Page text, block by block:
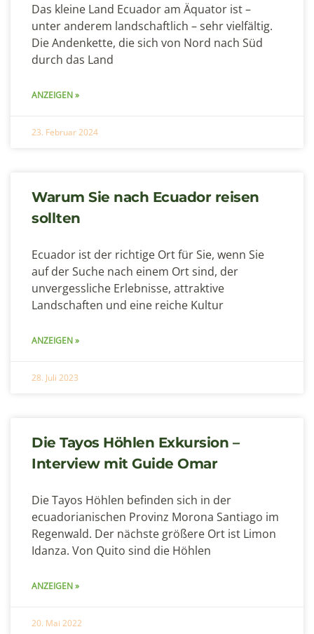
Das kleine Land Ecuador am Äquator ist –
unter anderem landschaftlich – sehr vielfältig.
Die Andenkette, die sich von Nord nach Süd
durch das Land
ANZEIGEN »
23. Februar 2024
Warum Sie nach Ecuador reisen
sollten
Ecuador ist der richtige Ort für Sie, wenn Sie
auf der Suche nach einem Ort sind, der
unvergessliche Erlebnisse, attraktive
Landschaften und eine reiche Kultur
ANZEIGEN »
28. Juli 2023
Die Tayos Höhlen Exkursion –
Interview mit Guide Omar
Die Tayos Höhlen befinden sich in der
ecuadorianischen Provinz Morona Santiago im
Regenwald. Der nächste größere Ort ist Limon
Idanza. Von Quito sind die Höhlen
ANZEIGEN »
20. Mai 2022